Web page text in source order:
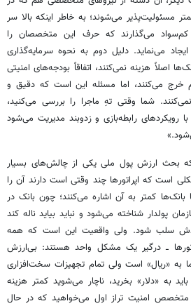
مسئولیت‌پذیر می‌شوند؛ به خاطر اینکه بالا سر
کم‌سواد می‌گذارند که حرف این متخصصان را
می‌نماید. دلیل دوم به نحوه سرمایه‌گذاری
اصلاً هزینه نمی‌کنند، اتفاقاً بودجه‌های امنیتی
خرج می‌کنند، اما مسئله این است که دقیق و
شما وقتی تهِ ماجرا را بررسی می‌کنید،
رویکردهای رابطه‌بازی و زدوبند مدیریت می‌شود
که بحث ارزش پول ملی یکی از چالش‌های بسیار
است که اپراتورها چند وقتی است دارند آن را
کمتر به آن اشاره می‌کنند؛ چون بانک در
پولدار شناخته می‌شود و نباید بیاید ناله کند
سلب شود. ولی واقعیت این است که همه
ــ درگیر یک مشکل واحد هستند: بی‌ارزش
«ریال» است ولی تمام تجهیزات سخت‌افزاری
به «دلار» بخرید، ناچار می‌شوید کمتر هزینه
امنیت تراز اول می‌خواهید که در حال